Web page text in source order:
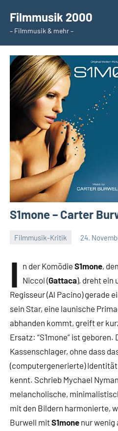
Inhalt
springen
Filmmusik 2000
– Filmmusik & mehr –
S1mone – Carter
Filmmusik-Kritik 24.
I n der KomödieS1mone,
Niccol (Gattaca), dreht ein
Regisseur (Al Pacino) gerade
sein Star, eine launische
abhanden kommt, greift er
Ersatz: “S1mone” ist geboren.
Kassenschlager, ohne dass
(computergenerierte)
kennt. Schrieb Mychael
melancholische,
mit den Bildern harmonierte,
Burwell mitS1mone nur wenig